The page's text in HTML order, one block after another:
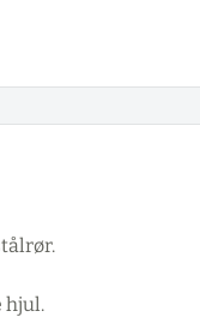
hjul.